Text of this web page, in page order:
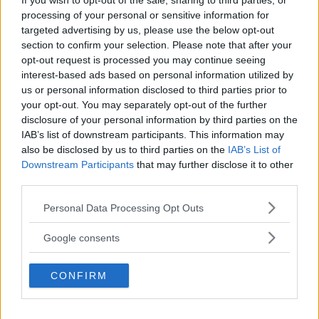
processing of your personal or sensitive information for
targeted advertising by us, please use the below opt-out
section to confirm your selection. Please note that after your
opt-out request is processed you may continue seeing
interest-based ads based on personal information utilized by
us or personal information disclosed to third parties prior to
your opt-out. You may separately opt-out of the further
disclosure of your personal information by third parties on the
IAB’s list of downstream participants. This information may
also be disclosed by us to third parties on the IAB’s List of
Downstream Participants that may further disclose it to other
Please note that this website/app uses one or more Google
not limited to your visit or usage behaviour. You may click to
use your data for below specified purposes in below Google
consent section.
Personal Data Processing Opt Outs
Google consents
CONFIRM
PROVKÖRNING 7 december 2010 Nu kommer nya versioner av
Skoda GreenLine till Fabia, Roomster, Octavia, Yeti och
Superb. Samtliga under den magiska 120-gramsgränsen.
9 kommentarer Gasa (13) Bromsa (13)
Provkörning: Skoda Fabia, Skoda
Roomster
PROVKÖRNING 13 april 2010 Skoda Fabia och Roomster
fräschas nu upp och förses med nya drivkällor som klarar
gränsen 120 g/km. <b>Vi Bilägare provkör.</b>
7 kommentarer Gasa (9) Bromsa (8)
Biltest: Mercedes E-klass Kombi,
Skoda Superb Combi